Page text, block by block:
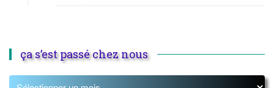
ça s’est passé chez nous